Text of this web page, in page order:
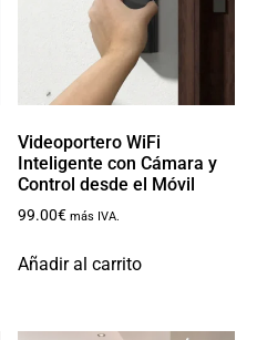
Videoportero WiFi
Inteligente con Cámara y
Control desde el Móvil
99.00€ más IVA.
Añadir al carrito